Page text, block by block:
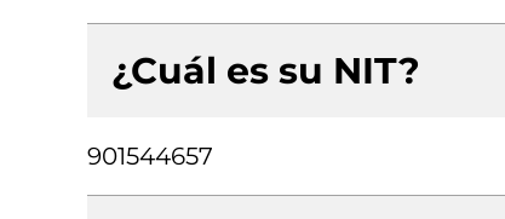
¿Cuál es su NIT?
901544657